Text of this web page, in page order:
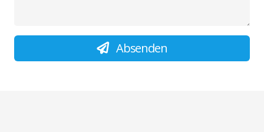
Absenden